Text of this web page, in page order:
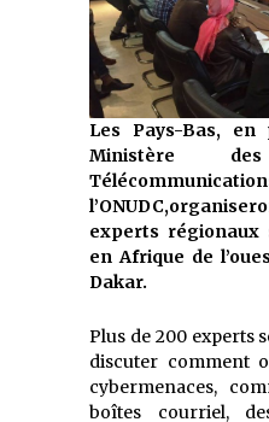
Les Pays-Bas,
Ministère
experts régionaux
en Afrique de
Dakar.
Plus de 200 experts
discuter comment
cybermenaces,
boîtes courriel,